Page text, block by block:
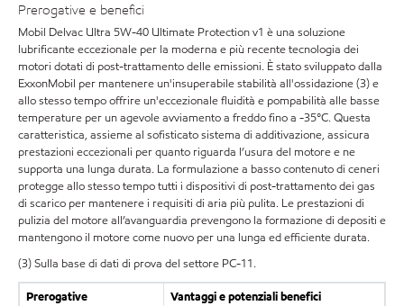
Prerogative e benefici
Mobil Delvac Ultra 5W-40 Ultimate Protection v1 è una soluzione
lubrificante eccezionale per la moderna e più recente tecnologia dei
motori dotati di post-trattamento delle emissioni. È stato sviluppato dalla
ExxonMobil per mantenere un'insuperabile stabilità all'ossidazione (3) e
allo stesso tempo offrire un'eccezionale fluidità e pompabilità alle basse
temperature per un agevole avviamento a freddo fino a -35°C. Questa
caratteristica, assieme al sofisticato sistema di additivazione, assicura
prestazioni eccezionali per quanto riguarda l’usura del motore e ne
supporta una lunga durata. La formulazione a basso contenuto di ceneri
protegge allo stesso tempo tutti i dispositivi di post-trattamento dei gas
di scarico per mantenere i requisiti di aria più pulita. Le prestazioni di
pulizia del motore all’avanguardia prevengono la formazione di depositi e
mantengono il motore come nuovo per una lunga ed efficiente durata.
(3) Sulla base di dati di prova del settore PC-11.
Prerogative Vantaggi e potenziali benefici